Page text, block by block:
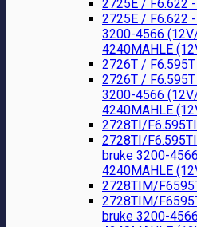
2725E / F6.622
2725E / F6.622
3200-4566
4240MAHLE
2726T /
2726T /
3200-4566
4240MAHLE
2728TI/
2728TI/
bruke 3200-
4240MAHLE
2728TIM/
2728TIM/
bruke 3200-